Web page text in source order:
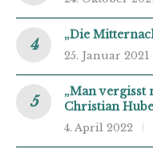
„Die
25. Januar 2021
„Man vergisst
Christian
4. April 2022